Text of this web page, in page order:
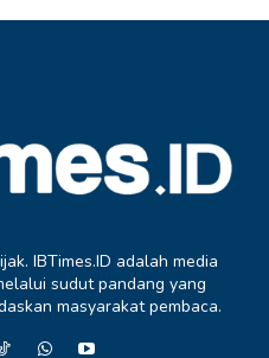
IBTimes.ID adalah media
sudut pandang yang
masyarakat pembaca.